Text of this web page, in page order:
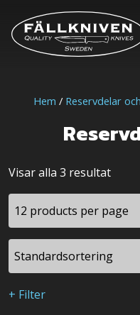
Hem / Reservdelar
Visar alla 3 resultat
+ Filter